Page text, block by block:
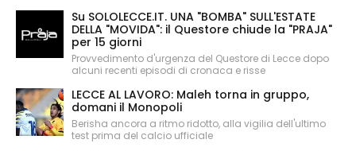
Su SOLOLECCE.IT. UNA "BOMBA" SULL'ESTATE
DELLA "MOVIDA": il Questore chiude la "PRAJA"
per 15 giorni
Provvedimento d'urgenza del Questore di Lecce dopo
alcuni recenti episodi di cronaca e risse
LECCE AL LAVORO: Maleh torna in gruppo,
domani il Monopoli
Berisha ancora a ritmo ridotto, alla vigilia dell'ultimo
test prima del calcio ufficiale